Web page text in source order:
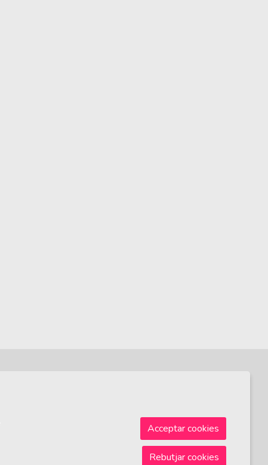
Acceptar cookies
Rebutjar cookies